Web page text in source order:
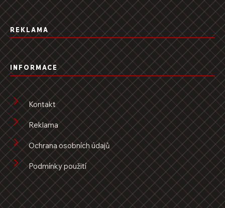
REKLAMA
INFORMACE
Kontakt
Reklama
Ochrana osobních údajů
Podmínky použití